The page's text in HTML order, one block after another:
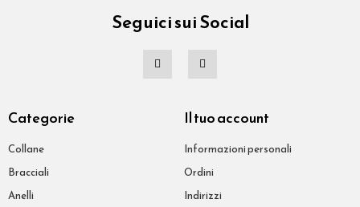
Seguici sui Social
Categorie
Collane
Bracciali
Anelli
Il tuo account
Informazioni personali
Ordini
Indirizzi